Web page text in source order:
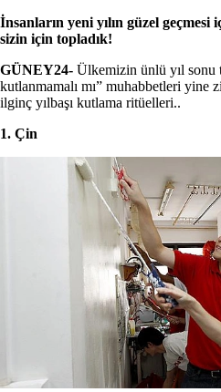
İnsanların yeni yılın güzel geçmesi
sizin için topladık!
GÜNEY24- Ülkemizin ünlü yıl sonu
kutlanmamalı mı” muhabbetleri yine
ilginç yılbaşı kutlama ritüelleri..
1. Çin